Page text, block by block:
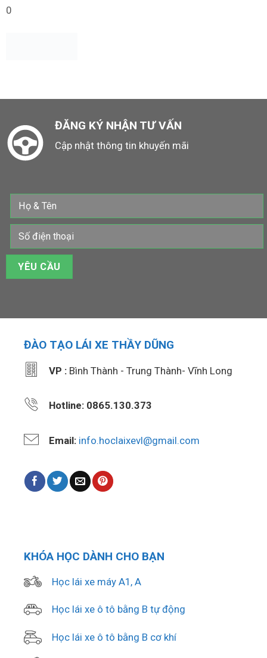
0
ĐĂNG KÝ NHẬN TƯ VẤN
Cập nhật thông tin khuyến mãi
ĐÀO TẠO LÁI XE THẦY DŨNG
VP :Bình Thành - Trung Thành- Vĩnh Long
Hotline: 0865.130.373
Email: info.hoclaixevl@gmail.com
KHÓA HỌC DÀNH CHO BẠN
Học lái xe máy A1, A
Học lái xe ô tô bằng B tự động
Học lái xe ô tô bằng B cơ khí